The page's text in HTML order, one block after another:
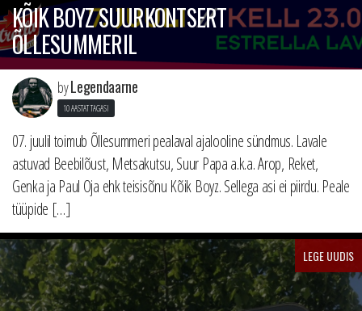
KÕIK BOYZ SUURKONTSERT
ÕLLESUMMERIL
byLegendaarne
10 AASTAT TAGASI
07. juulil toimub Õllesummeri pealaval ajalooline sündmus. Lavale
astuvad Beebilõust, Metsakutsu, Suur Papa a.k.a. Arop, Reket,
Genka ja Paul Oja ehk teisisõnu Kõik Boyz. Sellega asi ei piirdu. Peale
tüüpide […]
LEGE UUDIS